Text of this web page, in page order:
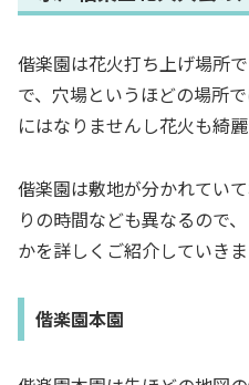
偕楽園は花火打ち上げ場所
で、穴場というほどの場所
にはなりませんし花火も綺麗
偕楽園は敷地が分かれてい
りの時間なども異なるので
かを詳しくご紹介していきま
偕楽園本園